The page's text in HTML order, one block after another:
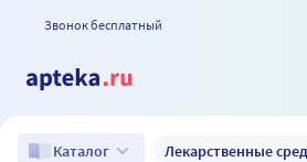
Звонок бесплатный
Каталог Лекарственные